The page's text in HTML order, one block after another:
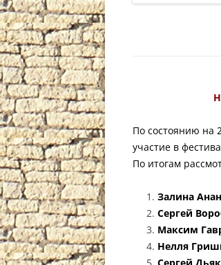
По состоянию на
участие в
По итогам
Залина
Сергей
Максим
Нелля